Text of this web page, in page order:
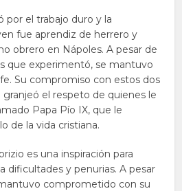
por el trabajo duro y la
fue aprendiz de herrero y
obrero en Nápoles. A pesar de
que experimentó, se mantuvo
Su compromiso con estos dos
granjeó el respeto de quienes le
Papa Pío IX, que le
de la vida cristiana.
es una inspiración para
dificultades y penurias. A pesar
comprometido con su